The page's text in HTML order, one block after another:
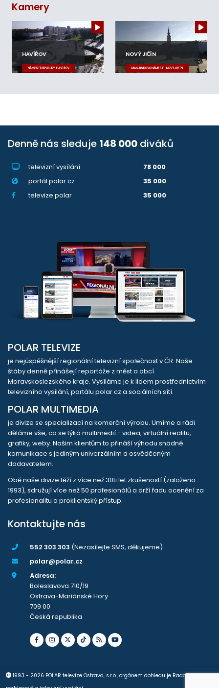
Kamery
HAVÍŘOV
NÁMĚSTÍ REPUBLIKY, HAVÍŘOV
NOVÝ JIČÍN
MASARYKOVO NÁMĚSTÍ, NOVÝ JIČÍN
Denně nás sleduje 148 000 diváků
televizní vysílání
78 000
portál polar.cz
35 000
televize.polar
35 000
POLAR TELEVIZE
je nejúspěšnější regionální televizní společnost v ČR. Naše
štáby denně přinášejí reportáže z měst a obcí
Moravskoslezského kraje. Vysíláme je k lidem prostřednictvím
televizního vysílání, portálu polar.cz a sociálních sítí.
POLAR MULTIMEDIA
je divize se specializací na komerční výrobu. Umíme a rádi
děláme vše, co se týká multimedií - videa, virtuální realitu,
grafiky, weby. Našim klientům to přináší výhodu snadné
komunikace s jediným univerzálním a osvědčeným
dodavatelem.
Obě naše divize těží z více než 30ti let zkušeností (založeno
1993), sdružují více než 50 profesionálů a drží řadu ocenění za
profesionalitu a proklientský přístup.
Kontaktujte nás
552 303 303 (Nezasílejte SMS, děkujeme)
polar@polar.cz
Adresa:
Boleslavova 710/19
Ostrava-Mariánské Hory
709 00
Česká republika
1993 - 2026 POLAR televize Ostrava, s.r.o., orgánem dohledu je Rada pro